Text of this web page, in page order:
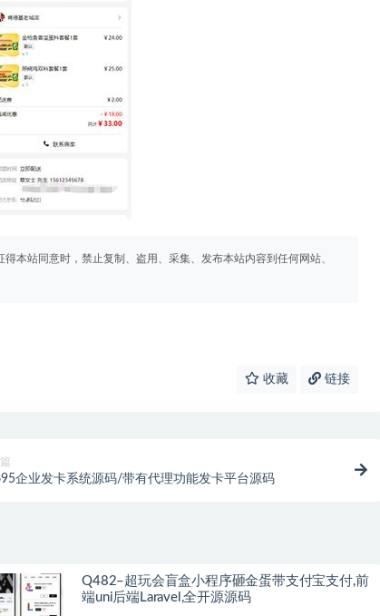
本站同意时，禁止复制、盗用、采集、发布本站内容到任何网站、
收藏 链接
企业发卡系统源码/带有代理功能发卡平台源码
Q482–超玩会盲盒小程序砸金蛋带支付宝支付,前
端uni后端Laravel,全开源源码